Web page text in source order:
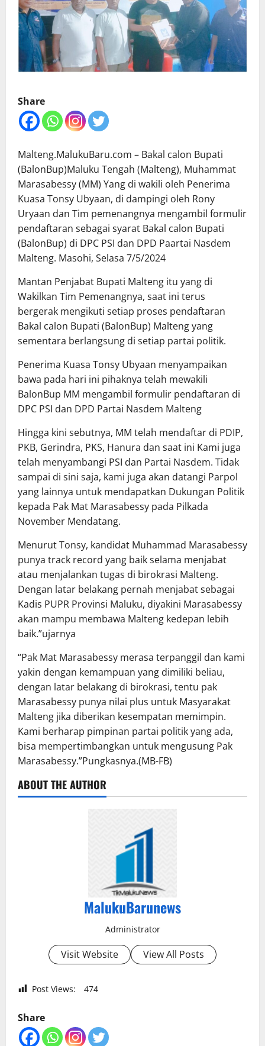
Share
Malteng.MalukuBaru.com – Bakal calon Bupati
(BalonBup)Maluku Tengah (Malteng), Muhammat
Marasabessy (MM) Yang di wakili oleh Penerima
Kuasa Tonsy Ubyaan, di dampingi oleh Rony
Uryaan dan Tim pemenangnya mengambil formulir
pendaftaran sebagai syarat Bakal calon Bupati
(BalonBup) di DPC PSI dan DPD Paartai Nasdem
Malteng. Masohi, Selasa 7/5/2024
Mantan Penjabat Bupati Malteng itu yang di
Wakilkan Tim Pemenangnya, saat ini terus
bergerak mengikuti setiap proses pendaftaran
Bakal calon Bupati (BalonBup) Malteng yang
sementara berlangsung di setiap partai politik.
Penerima Kuasa Tonsy Ubyaan menyampaikan
bawa pada hari ini pihaknya telah mewakili
BalonBup MM mengambil formulir pendaftaran di
DPC PSI dan DPD Partai Nasdem Malteng
Hingga kini sebutnya, MM telah mendaftar di PDIP,
PKB, Gerindra, PKS, Hanura dan saat ini Kami juga
telah menyambangi PSI dan Partai Nasdem. Tidak
sampai di sini saja, kami juga akan datangi Parpol
yang lainnya untuk mendapatkan Dukungan Politik
kepada Pak Mat Marasabessy pada Pilkada
November Mendatang.
Menurut Tonsy, kandidat Muhammad Marasabessy
punya track record yang baik selama menjabat
atau menjalankan tugas di birokrasi Malteng.
Dengan latar belakang pernah menjabat sebagai
Kadis PUPR Provinsi Maluku, diyakini Marasabessy
akan mampu membawa Malteng kedepan lebih
baik.”ujarnya
“Pak Mat Marasabessy merasa terpanggil dan kami
yakin dengan kemampuan yang dimiliki beliau,
dengan latar belakang di birokrasi, tentu pak
Marasabessy punya nilai plus untuk Masyarakat
Malteng jika diberikan kesempatan memimpin.
Kami berharap pimpinan partai politik yang ada,
bisa mempertimbangkan untuk mengusung Pak
Marasabessy.”Pungkasnya.(MB-FB)
ABOUT THE AUTHOR
MalukuBarunews
Administrator
Visit Website View All Posts
Post Views: 474
Share